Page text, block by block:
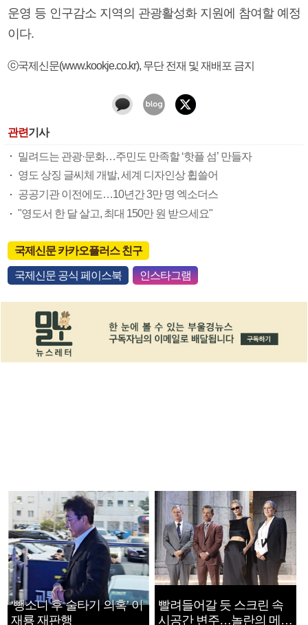
운영 등 인구감소 지역의 관광활성화 지원에 참여할 예정
이다.
ⓒ국제신문(www.kookje.co.kr), 무단 전재 및 재배포 금지
관련기사
밀려드는 관광·문화…주민도 만족할 ‘핫플 섬’ 만들자
영도 상징 글씨체 개발, 세계 디자인상 휩쓸어
공공기관 이전에도…10년간 3만 명 엑소더스
"영도서 한 달 살고, 최대 150만 원 받으세요"
국제신문 카카오플러스 친구
국제신문 공식 페이스북 인스타그램
‘뺑소니 후 술타기 의혹’ 이
재룡 재판행
빨려들어갈 듯 스크린 속
시공간 변주…놀란의 메시